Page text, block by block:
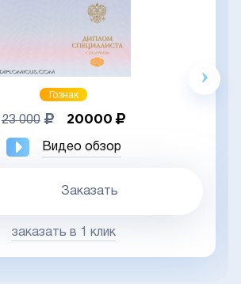
Гознак
23 000 20000
Видео обзор
Заказать
заказать в 1 клик